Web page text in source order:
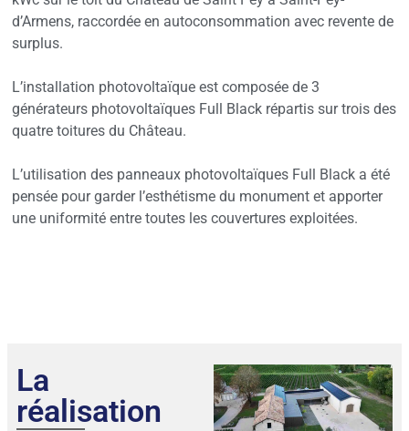
d’Armens, raccordée en autoconsommation avec revente de
surplus.
L’installation photovoltaïque est composée de 3
générateurs photovoltaïques Full Black répartis sur trois des
quatre toitures du Château.
L’utilisation des panneaux photovoltaïques Full Black a été
pensée pour garder l’esthétisme du monument et apporter
une uniformité entre toutes les couvertures exploitées.
La
réalisation